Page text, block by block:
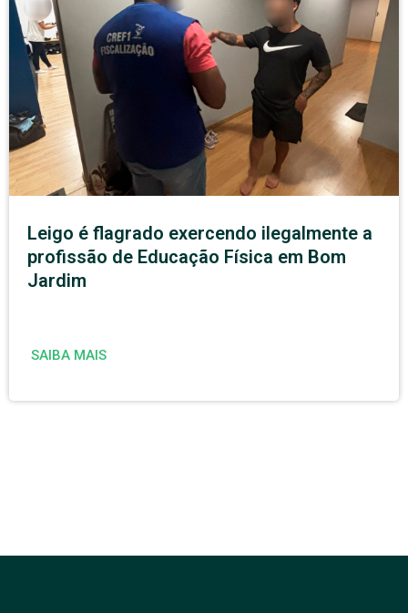
Leigo é flagrado exercendo ilegalmente a
profissão de Educação Física em Bom
Jardim
SAIBA MAIS